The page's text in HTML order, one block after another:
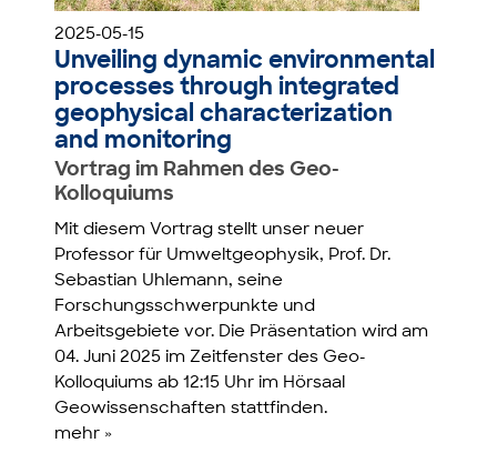
2025-05-15
Unveiling dynamic environmental
processes through integrated
geophysical characterization
and monitoring
Vortrag im Rahmen des Geo-
Kolloquiums
Mit diesem Vortrag stellt unser neuer
Professor für Umweltgeophysik, Prof. Dr.
Sebastian Uhlemann, seine
Forschungsschwerpunkte und
Arbeitsgebiete vor. Die Präsentation wird am
04. Juni 2025 im Zeitfenster des Geo-
Kolloquiums ab 12:15 Uhr im Hörsaal
Geowissenschaften stattfinden.
mehr »